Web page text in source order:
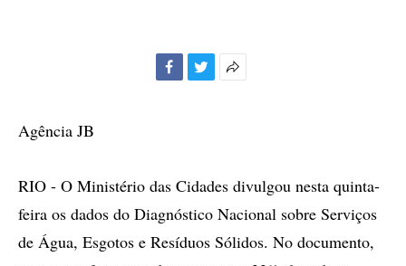
Agência JB
RIO - O Ministério das Cidades divulgou nesta quinta-
feira os dados do Diagnóstico Nacional sobre Serviços
de Água, Esgotos e Resíduos Sólidos. No documento,